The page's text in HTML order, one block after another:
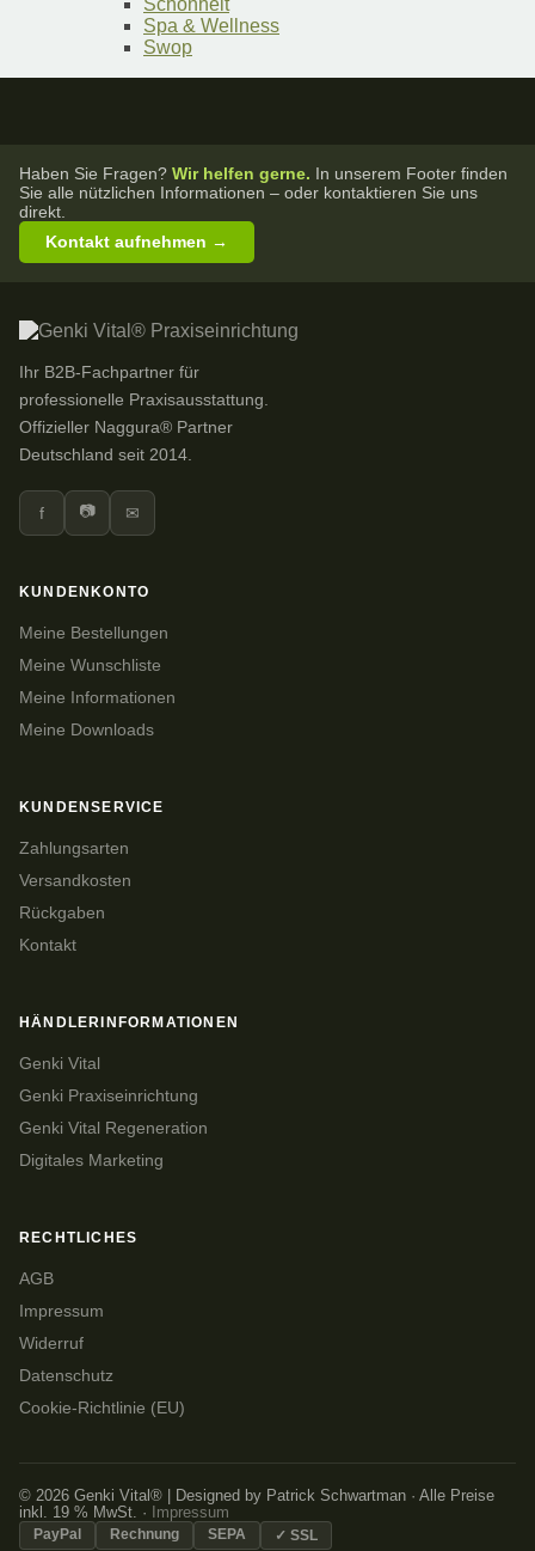
Spa & Wellness
Swop
Haben Sie Fragen? Wir helfen gerne. In unserem Footer finden
Sie alle nützlichen Informationen – oder kontaktieren Sie uns
direkt.
Kontakt aufnehmen →
Ihr B2B-Fachpartner für
professionelle Praxisausstattung.
Offizieller Naggura® Partner
Deutschland seit 2014.
f 📷 ✉
KUNDENKONTO
Meine Bestellungen
Meine Wunschliste
Meine Informationen
Meine Downloads
KUNDENSERVICE
Zahlungsarten
Versandkosten
Rückgaben
Kontakt
HÄNDLERINFORMATIONEN
Genki Vital
Genki Praxiseinrichtung
Genki Vital Regeneration
Digitales Marketing
RECHTLICHES
AGB
Impressum
Widerruf
Datenschutz
Cookie-Richtlinie (EU)
© 2026 Genki Vital® | Designed by Patrick Schwartman · Alle Preise
inkl. 19 % MwSt. ·
Impressum
PayPal Rechnung SEPA ✓ SSL